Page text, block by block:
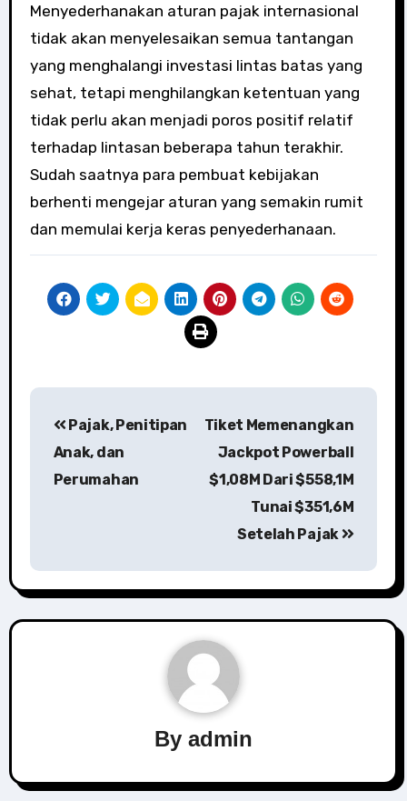
Menyederhanakan aturan pajak internasional
tidak akan menyelesaikan semua tantangan
yang menghalangi investasi lintas batas yang
sehat, tetapi menghilangkan ketentuan yang
tidak perlu akan menjadi poros positif relatif
terhadap lintasan beberapa tahun terakhir.
Sudah saatnya para pembuat kebijakan
berhenti mengejar aturan yang semakin rumit
dan memulai kerja keras penyederhanaan.
navigation
Pajak, Penitipan
Anak, dan
Perumahan
Tiket Memenangkan
Jackpot Powerball
$1,08M Dari $558,1M
Tunai $351,6M
Setelah Pajak
By admin